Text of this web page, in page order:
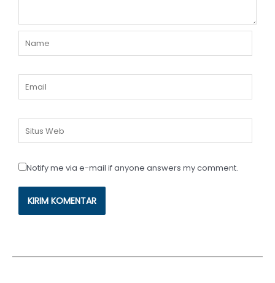
Web
Notify me via e-mail if anyone answers my comment.